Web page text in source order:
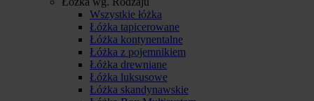
Wszystkie łóżka
Łóżka tapicerowane
Łóżka kontynentalne
Łóżka z pojemnikiem
Łóżka drewniane
Łóżka luksusowe
Łóżka skandynawskie